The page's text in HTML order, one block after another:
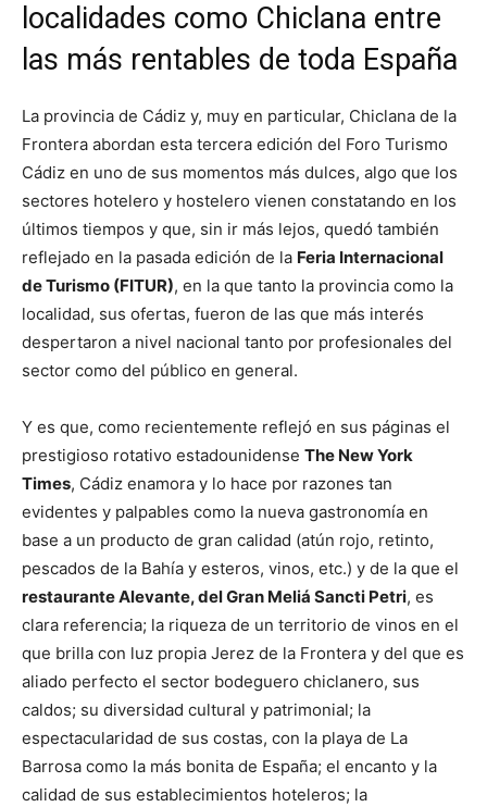
localidades como Chiclana entre
las más rentables de toda España
La provincia de Cádiz y, muy en particular, Chiclana de la
Frontera abordan esta tercera edición del Foro Turismo
Cádiz en uno de sus momentos más dulces, algo que los
sectores hotelero y hostelero vienen constatando en los
últimos tiempos y que, sin ir más lejos, quedó también
reflejado en la pasada edición de la Feria Internacional
de Turismo (FITUR), en la que tanto la provincia como la
localidad, sus ofertas, fueron de las que más interés
despertaron a nivel nacional tanto por profesionales del
sector como del público en general.
Y es que, como recientemente reflejó en sus páginas el
prestigioso rotativo estadounidense The New York
Times, Cádiz enamora y lo hace por razones tan
evidentes y palpables como la nueva gastronomía en
base a un producto de gran calidad (atún rojo, retinto,
pescados de la Bahía y esteros, vinos, etc.) y de la que el
restaurante Alevante, del Gran Meliá Sancti Petri, es
clara referencia; la riqueza de un territorio de vinos en el
que brilla con luz propia Jerez de la Frontera y del que es
aliado perfecto el sector bodeguero chiclanero, sus
caldos; su diversidad cultural y patrimonial; la
espectacularidad de sus costas, con la playa de La
Barrosa como la más bonita de España; el encanto y la
calidad de sus establecimientos hoteleros; la